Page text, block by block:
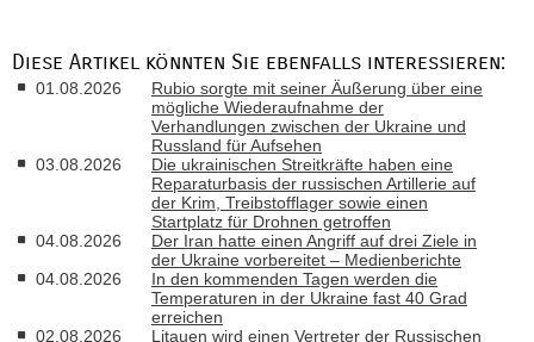
Diese Artikel könnten Sie ebenfalls interessieren:
01.08.2026
Rubio sorgte mit seiner Äußerung über eine
mögliche Wiederaufnahme der
Verhandlungen zwischen der Ukraine und
Russland für Aufsehen
03.08.2026
Die ukrainischen Streitkräfte haben eine
Reparaturbasis der russischen Artillerie auf
der Krim, Treibstofflager sowie einen
Startplatz für Drohnen getroffen
04.08.2026
Der Iran hatte einen Angriff auf drei Ziele in
der Ukraine vorbereitet – Medienberichte
04.08.2026
In den kommenden Tagen werden die
Temperaturen in der Ukraine fast 40 Grad
erreichen
02.08.2026
Litauen wird einen Vertreter der Russischen